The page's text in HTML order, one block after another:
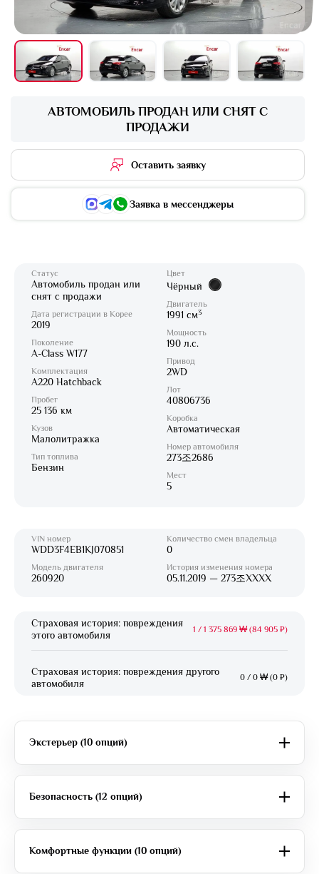
АВТОМОБИЛЬ ПРОДАН ИЛИ СНЯТ С
ПРОДАЖИ
Оставить заявку
Заявка в мессенджеры
Статус
Автомобиль продан или
снят с продажи
Дата регистрации в Корее
2019
Поколение
A-Class W177
Комплектация
A220 Hatchback
Пробег
25 136 км
Кузов
Малолитражка
Тип топлива
Бензин
Цвет
Чёрный
Двигатель
1991 см3
Мощность
190 л.с.
Привод
2WD
Лот
40806736
Коробка
Автоматическая
Номер автомобиля
273조2686
Мест
5
VIN номер
WDD3F4EB1KJ070851
Модель двигателя
260920
Количество смен владельца
0
История изменения номера
05.11.2019 — 273조XXXX
Страховая история: повреждения
этого автомобиля
1 / 1 375 869 ₩ (84 905 ₽)
Страховая история: повреждения другого
автомобиля
0 / 0 ₩ (0 ₽)
Экстерьер (10 опций)
Безопасность (12 опций)
Комфортные функции (10 опций)